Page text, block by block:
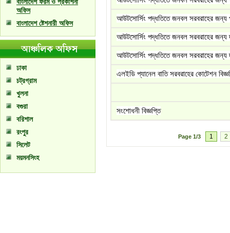
অফিস
বাংলাদেশ ষ্টেশনারী অফিস
ঢাকা
চট্রগ্রাম
খুলনা
বগুরা
বরিশাল
রংপুর
সিলেট
ময়মনসিংহ
আউটসোর্সিং পদ্ধতিতে জনবল সরবরাহের জন্য
আউটসোর্সিং পদ্ধতিতে জনবল সরবরাহের জন্য
আউটসোর্সিং পদ্ধতিতে জনবল সরবরাহের জন্য
এলইডি প্যানেল বাতি সরবরাহের কোটেশন
সংশোধনী বিজ্ঞপ্তি
Page 1/3 1 2